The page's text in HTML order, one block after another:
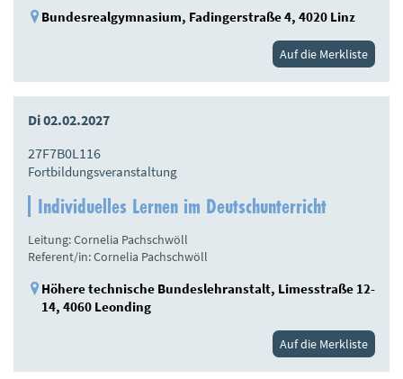
Bundesrealgymnasium, Fadingerstraße 4, 4020 Linz
Auf die Merkliste
Di 02.02.2027
27F7B0L116
Fortbildungsveranstaltung
Individuelles Lernen im Deutschunterricht
Leitung: Cornelia Pachschwöll
Referent/in: Cornelia Pachschwöll
Höhere technische Bundeslehranstalt, Limesstraße 12-
14, 4060 Leonding
Auf die Merkliste